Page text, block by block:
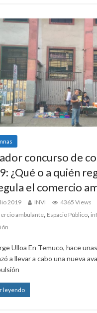
concurso de
¿Qué o a quién
el comercio
2019 INVI 4365 Views
ambulante, Espacio Público,
Ulloa En Temuco, hace
a llevar a cabo una nueva
leyendo